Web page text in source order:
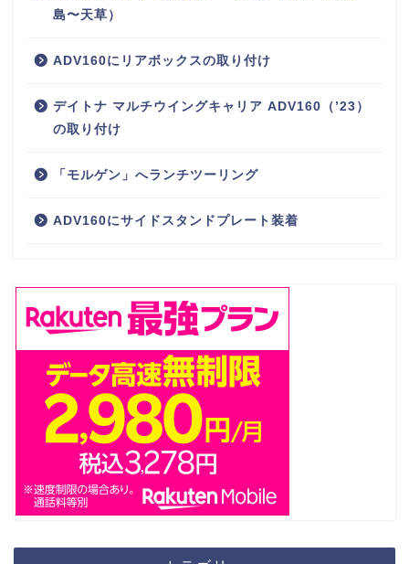
島〜天草）
ADV160にリアボックスの取り付け
デイトナ マルチウイングキャリア ADV160（’23）
の取り付け
「モルゲン」へランチツーリング
ADV160にサイドスタンドプレート装着